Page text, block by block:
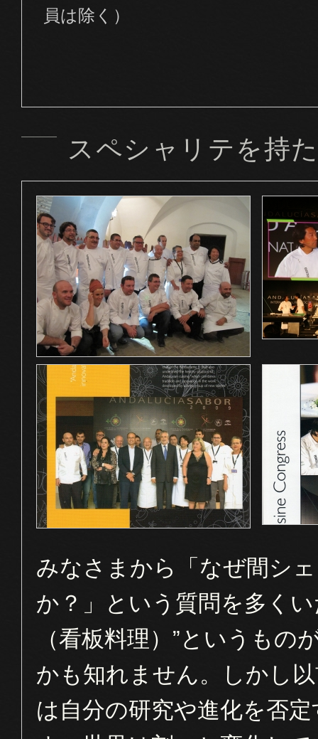
員は除く）
スペシャリテを持
みなさまから「なぜ間シ
か？」という質問を多く
（看板料理）”というも
かも知れません。しかし
は自分の研究や進化を否